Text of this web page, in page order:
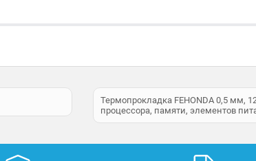
Термопрокладка FEHONDA 0,5 мм,
процессора, памяти, элементов